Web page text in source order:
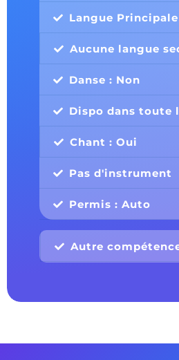
Langue
Aucune langue
Danse : Non
Dispo dans toute
Chant : Oui
Pas d'instrument
Permis : Auto
Autre